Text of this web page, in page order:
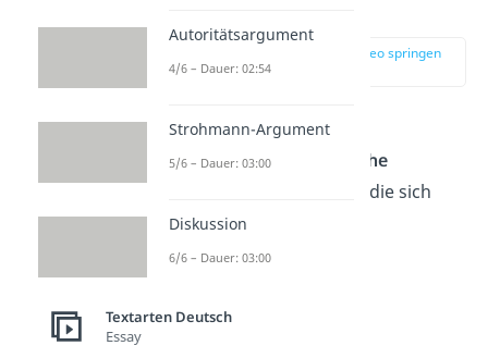
zur Stelle im Video springen
Vielelustige
Verabschiedungssprüche
bestehen aus Wörtern, die sich
aufeinander reimen:
Ciao for now
Autoritätsargument
4/6 – Dauer: 02:54
Strohmann-Argument
5/6 – Dauer: 03:00
Diskussion
6/6 – Dauer: 03:00
Textarten Deutsch
Essay